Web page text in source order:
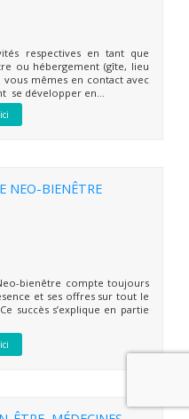
respectives en tant que
ou hébergement (gîte, lieu
mêmes en contact avec
se développer en...
NEO-BIENÊTRE
bienêtre compte toujours
et ses offres sur tout le
succès s’explique en partie